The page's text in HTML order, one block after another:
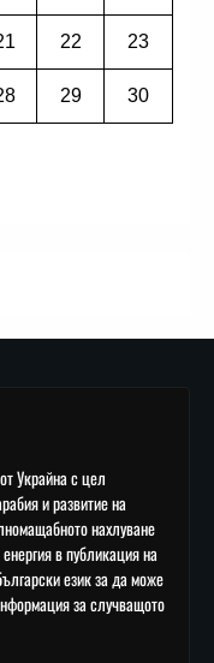
22 23
29 30
Украйна с цел
и развитие на
нахлуване
в публикация на
език за да може
за случващото